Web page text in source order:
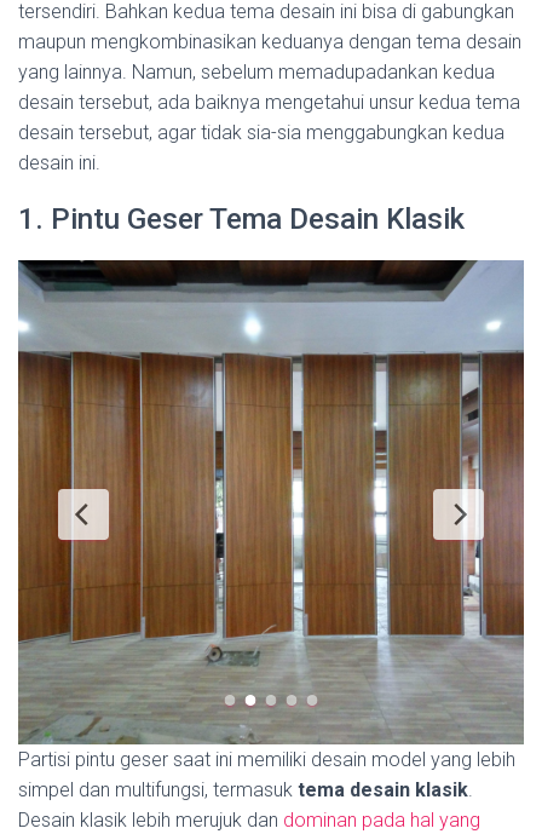
tersendiri. Bahkan kedua tema desain ini bisa di gabungkan
maupun mengkombinasikan keduanya dengan tema desain
yang lainnya. Namun, sebelum memadupadankan kedua
desain tersebut, ada baiknya mengetahui unsur kedua tema
desain tersebut, agar tidak sia-sia menggabungkan kedua
desain ini.
1. Pintu Geser Tema Desain Klasik
Partisi pintu geser saat ini memiliki desain model yang lebih
simpel dan multifungsi, termasuk tema desain klasik.
Desain klasik lebih merujuk dan dominan pada hal yang